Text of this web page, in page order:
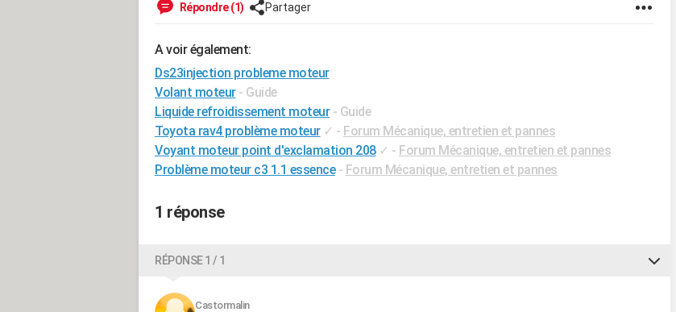
Répondre (1) Partager
A voir également:
Ds23injection probleme moteur
Volant moteur - Guide
Liquide refroidissement moteur - Guide
Toyota rav4 problème moteur ✓ - Forum Mécanique, entretien et pannes
Voyant moteur point d'exclamation 208 ✓ - Forum Mécanique, entretien et pannes
Problème moteur c3 1.1 essence - Forum Mécanique, entretien et pannes
1 réponse
RÉPONSE 1 / 1
Castormalin